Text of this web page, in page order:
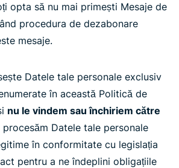
opta să nu mai primești Mesaje de
procedura de dezabonare
mesaje.
Datele tale personale exclusiv
în această Politică de
nu le vindem sau închiriem către
Datele tale personale
în conformitate cu legislația
pentru a ne îndeplini obligațiile